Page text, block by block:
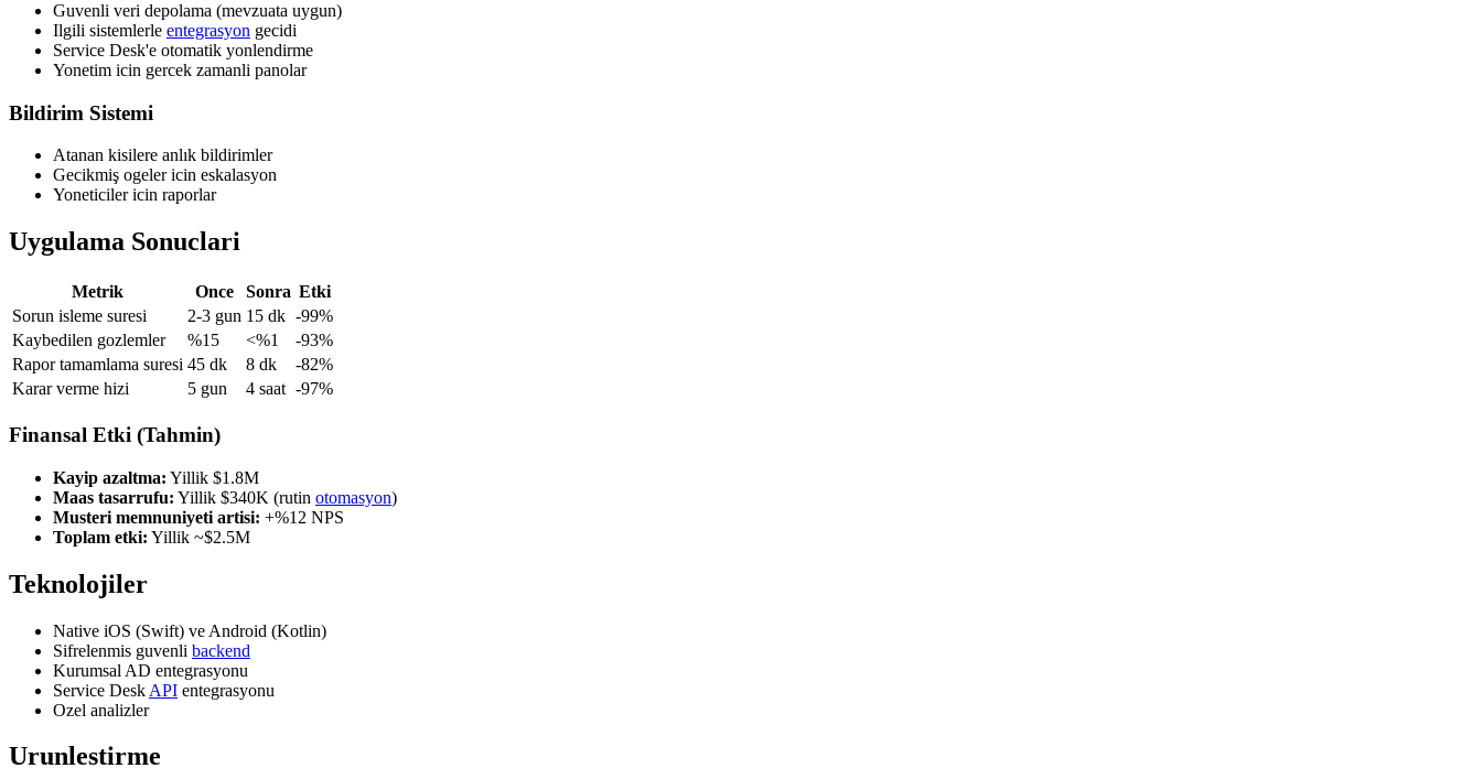
Guvenli veri depolama (mevzuata uygun)
Ilgili sistemlerle entegrasyon gecidi
Service Desk'e otomatik yonlendirme
Yonetim icin gercek zamanli panolar
Bildirim Sistemi
Atanan kisilere anlık bildirimler
Gecikmiş ogeler icin eskalasyon
Yoneticiler icin raporlar
Uygulama Sonuclari
Metrik Once Sonra Etki
Sorun isleme suresi
2-3 gun 15 dk -99%
Kaybedilen gozlemler
%15 <%1
-93%
Rapor tamamlama suresi 45 dk 8 dk
-82%
Karar verme hizi
5 gun 4 saat -97%
Finansal Etki (Tahmin)
Kayip azaltma: Yillik $1.8M
Maas tasarrufu: Yillik $340K (rutin otomasyon)
Musteri memnuniyeti artisi: +%12 NPS
Toplam etki: Yillik ~$2.5M
Teknolojiler
Native iOS (Swift) ve Android (Kotlin)
Sifrelenmis guvenli backend
Kurumsal AD entegrasyonu
Service Desk API entegrasyonu
Ozel analizler
Urunlestirme